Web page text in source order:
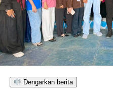
Sulawesi Utara. Skor ini
ditetapkan dan
satu-satunya daerah di
menembus kategori
di Gorontalo masih berada
Dengarkan berita